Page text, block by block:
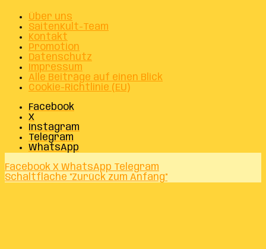
Über uns
SaitenKult-Team
Kontakt
Promotion
Datenschutz
Impressum
Alle Beiträge auf einen Blick
Cookie-Richtlinie (EU)
Facebook
X
Instagram
Telegram
WhatsApp
Facebook X WhatsApp Telegram
Schaltfläche "Zurück zum Anfang"